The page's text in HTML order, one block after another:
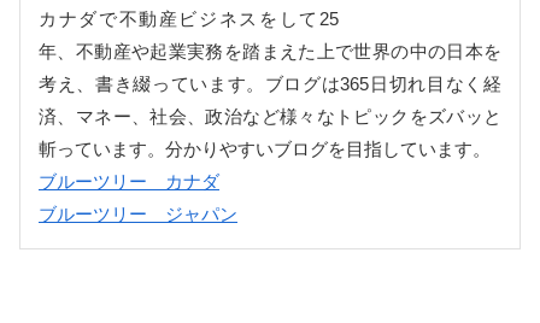
カナダで不動産ビジネスをして25
年、不動産や起業実務を踏まえた上で世界の中の日本を
考え、書き綴っています。ブログは365日切れ目なく経
済、マネー、社会、政治など様々なトピックをズバッと
斬っています。分かりやすいブログを目指しています。
ブルーツリー カナダ
ブルーツリー ジャパン